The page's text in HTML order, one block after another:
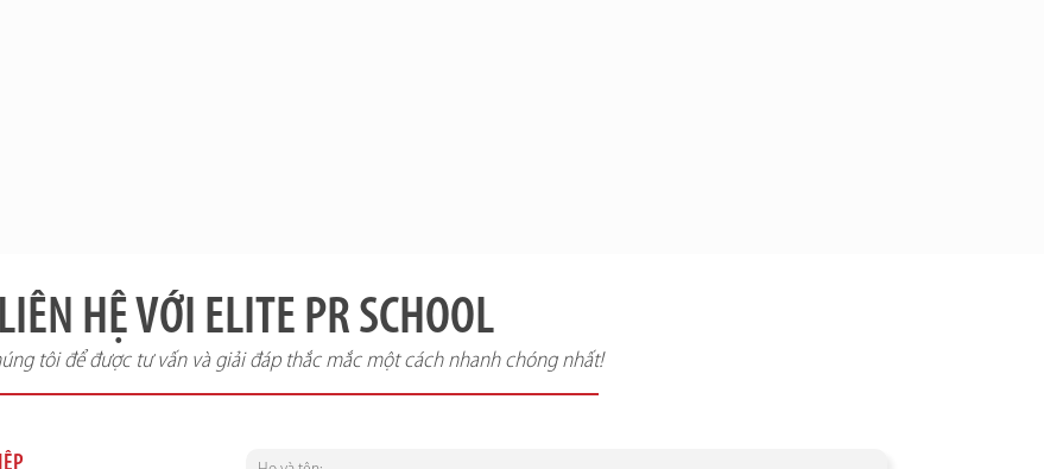
LIÊN HỆ VỚI ELITE PR SCHOOL
tôi để được tư vấn và giải đáp thắc mắc một cách nhanh chóng nhất!